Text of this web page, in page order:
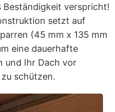
Beständigkeit verspricht!
setzt auf
(45 mm x 135 mm
eine dauerhafte
und Ihr Dach vor
schützen.